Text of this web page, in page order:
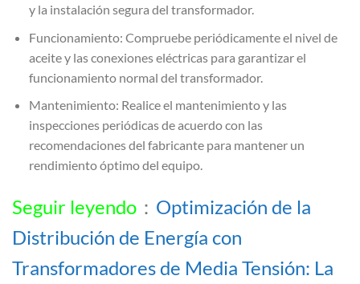
y la instalación segura del transformador.
Funcionamiento: Compruebe periódicamente el nivel de
aceite y las conexiones eléctricas para garantizar el
funcionamiento normal del transformador.
Mantenimiento: Realice el mantenimiento y las
inspecciones periódicas de acuerdo con las
recomendaciones del fabricante para mantener un
rendimiento óptimo del equipo.
Seguir leyendo ： Optimización de la
Distribución de Energía con
Transformadores de Media Tensión: La